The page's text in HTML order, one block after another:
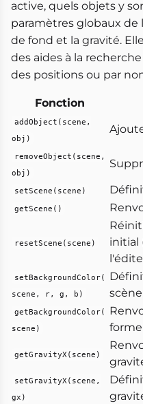
active, quels objets y
paramètres globaux de
de fond et la gravité.
des aides à la
des positions ou par
Fonction
addObject(scene,
obj)
removeObject(scene,
obj)
setScene(scene)
getScene()
resetScene(scene)
initial
setBackgroundColor(
scene, r, g, b)
scène
getBackgroundColor(
scene)
forme
getGravityX(scene)
setGravityX(scene,
gx)